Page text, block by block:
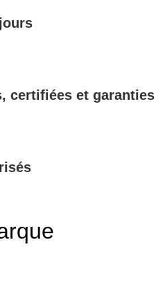
certifiées et garanties